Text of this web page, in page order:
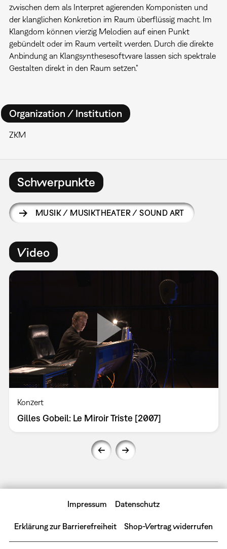
zwischen dem als Interpret agierenden Komponisten und
der klanglichen Konkretion im Raum überflüssig macht. Im
Klangdom können vierzig Melodien auf einen Punkt
gebündelt oder im Raum verteilt werden. Durch die direkte
Anbindung an Klangsynthesesoftware lassen sich spektrale
Gestalten direkt in den Raum setzen."
Organization / Institution
ZKM
Schwerpunkte
MUSIK / MUSIKTHEATER / SOUND ART
Video
Konzert
Gilles Gobeil: Le Miroir Triste [2007]
Impressum Datenschutz
Erklärung zur Barrierefreiheit Shop-Vertrag widerrufen